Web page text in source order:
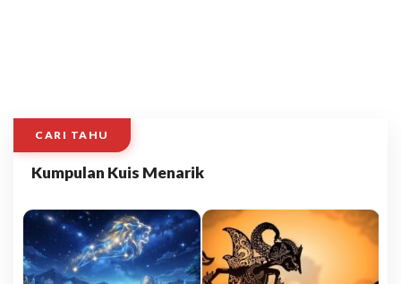
CARI TAHU
Kumpulan Kuis Menarik